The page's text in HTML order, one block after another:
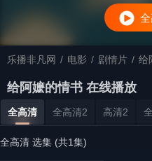
乐播非凡网 / 电影 / 剧情片 / 给
给阿嬷的情书 在线播放
全高清 全高清2 高清2
全高清 选集 (共1集)